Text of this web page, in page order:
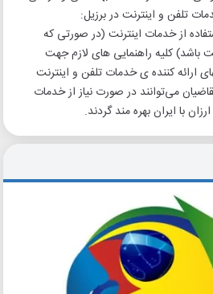
تلفن و اینترنت در برزیل:
از خدمات اینترنت (در صورتی که
باشد) کلیه راهنمایی های لازم جهت
ارائه کننده ی خدمات تلفن و اینترنت
می‌توانند در صورت نیاز از خدمات
با ایران بهره مند گردند.